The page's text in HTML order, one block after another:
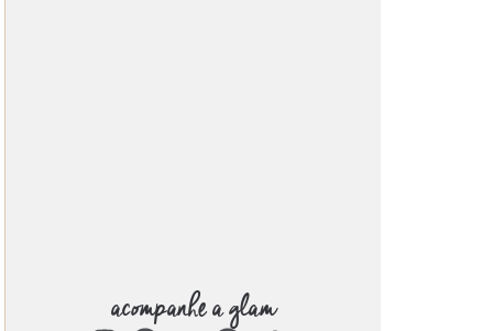
acompanhe a glam